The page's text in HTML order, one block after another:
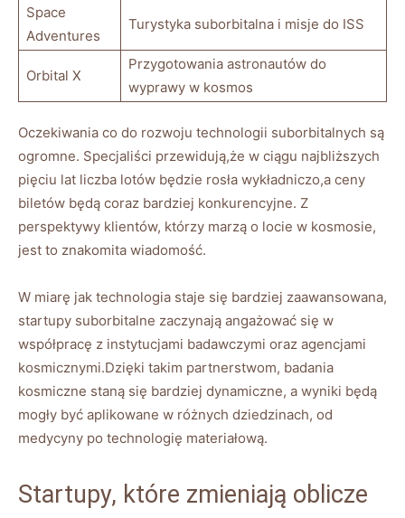
Space
Adventures
Turystyka suborbitalna i misje do ⁣ISS
Orbital X
Przygotowania ‍astronautów do
wyprawy w kosmos
Oczekiwania⁣ co ⁤do‍ rozwoju technologii ⁣suborbitalnych są
ogromne. ‍Specjaliści przewidują,że w ciągu najbliższych
pięciu lat liczba lotów będzie rosła wykładniczo,a ​ceny‍
biletów ⁢będą coraz bardziej konkurencyjne. Z⁣
perspektywy klientów, którzy marzą ‌o locie​ w kosmosie,
jest‍ to znakomita wiadomość.
W miarę jak technologia staje się bardziej zaawansowana,‌
startupy suborbitalne ‌zaczynają angażować ⁤się w
współpracę z instytucjami badawczymi oraz agencjami​
kosmicznymi.Dzięki takim partnerstwom, ‌badania
kosmiczne⁣ staną ⁣się bardziej dynamiczne, a⁣ wyniki będą
mogły być aplikowane ⁤w różnych dziedzinach, od
medycyny po technologię materiałową.
Startupy, które zmieniają⁤ oblicze⁣